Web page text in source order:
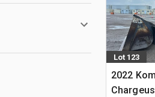
Lot 123
2022